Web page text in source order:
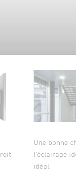
Une bonne
l'éclairage
idéal.